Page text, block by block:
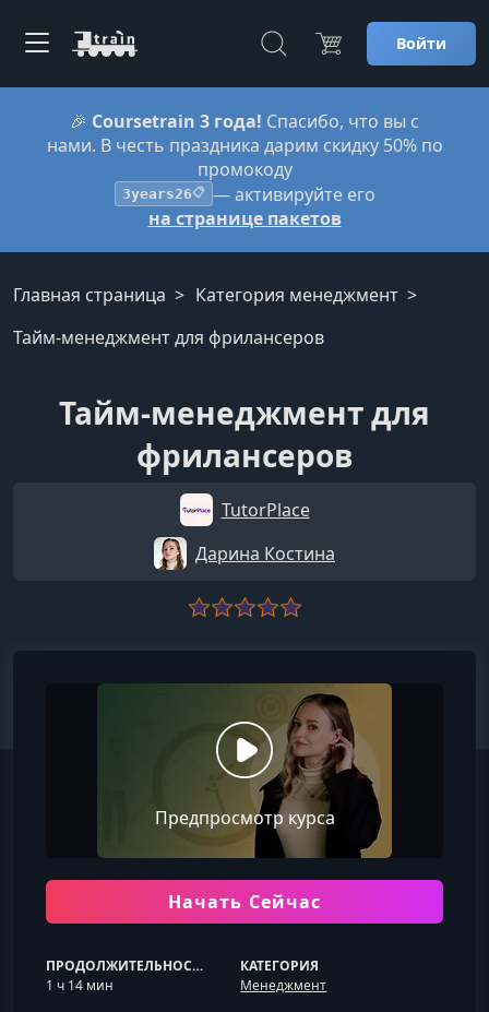
Войти
🎉 Coursetrain 3 года! Спасибо, что вы с
нами. В честь праздника дарим скидку 50% по
промокоду
3years26📋 — активируйте его
на странице пакетов
Главная страница
Категория менеджмент
Тайм-менеджмент для фрилансеров
Тайм-менеджмент для
фрилансеров
TutorPlace
Дарина Костина
Предпросмотр курса
Начать Сейчас
ПРОДОЛЖИТЕЛЬНОСТЬ
1 ч 14 мин
КАТЕГОРИЯ
Менеджмент